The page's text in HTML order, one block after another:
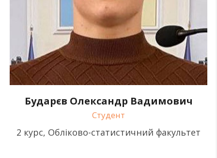
Бударєв Олександр Вадимович
Студент
2 курс, Обліково-статистичний факультет